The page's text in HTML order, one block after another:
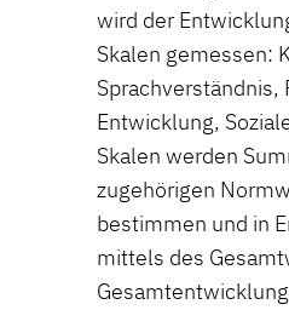
wird der
Skalen gemessen:
Entwicklung,
Skalen werden
zugehörigen
bestimmen und in
mittels des